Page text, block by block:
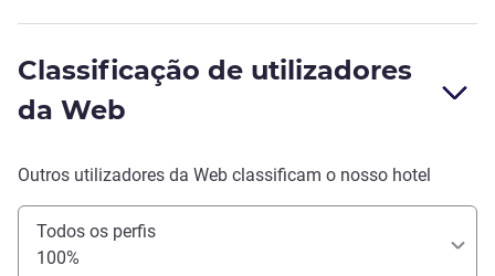
Classificação de utilizadores
da Web
Outros utilizadores da Web classificam o nosso hotel
Todos os perfis
100%